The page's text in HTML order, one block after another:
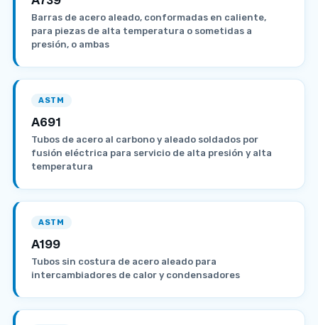
Barras de acero aleado, conformadas en caliente,
para piezas de alta temperatura o sometidas a
presión, o ambas
ASTM
A691
Tubos de acero al carbono y aleado soldados por
fusión eléctrica para servicio de alta presión y alta
temperatura
ASTM
A199
Tubos sin costura de acero aleado para
intercambiadores de calor y condensadores